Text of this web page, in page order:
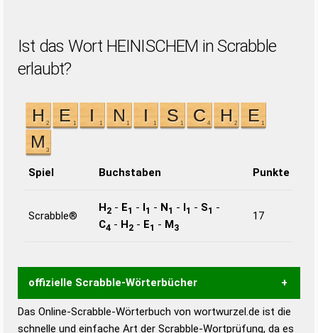
Ist das Wort HEINISCHEM in Scrabble
erlaubt?
Spiel Buchstaben Punkte
Scrabble®
H2 - E1 - I1 - N1 - I1 - S1 -
C4 - H2 - E1 - M3
17
offizielle Scrabble-Wörterbücher
Wortwurzel liefert mit Hilfe eines semantischen
Das Online-Scrabble-Wörterbuch von wortwurzel.de ist die
schnelle und einfache Art der Scrabble-Wortprüfung, da es